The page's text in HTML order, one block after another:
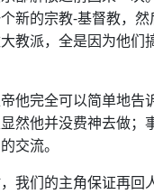
新的宗教-基督教，
教派，全是因为他们
他完全可以简单地告
然他并没费神去做；
交流。
我们的主角保证再回